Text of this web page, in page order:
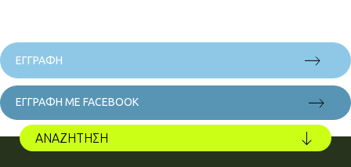
ΕΓΓΡΑΦΗ ΜΕ FACEBOOK
ΑΝΑΖΗΤΗΣΗ